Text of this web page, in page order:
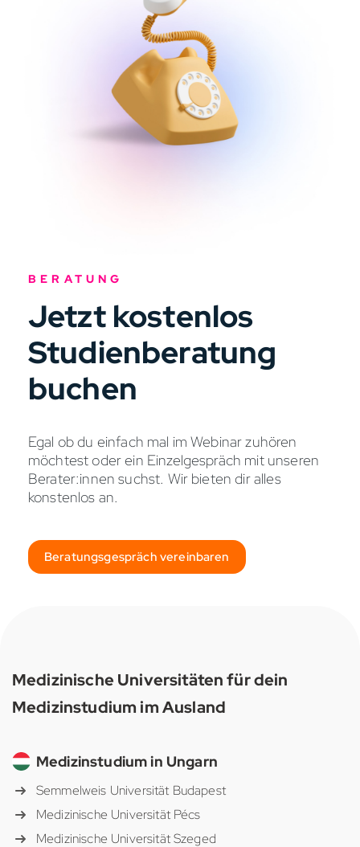
BERATUNG
Jetzt kostenlos
Studienberatung
buchen
Egal ob du einfach mal im Webinar zuhören
möchtest oder ein Einzelgespräch mit unseren
Berater:innen suchst. Wir bieten dir alles
konstenlos an.
Beratungsgespräch vereinbaren
Medizinische Universitäten für dein
Medizinstudium im Ausland
Medizinstudium in Ungarn
Semmelweis Universität Budapest
Medizinische Universität Pécs
Medizinische Universität Szeged